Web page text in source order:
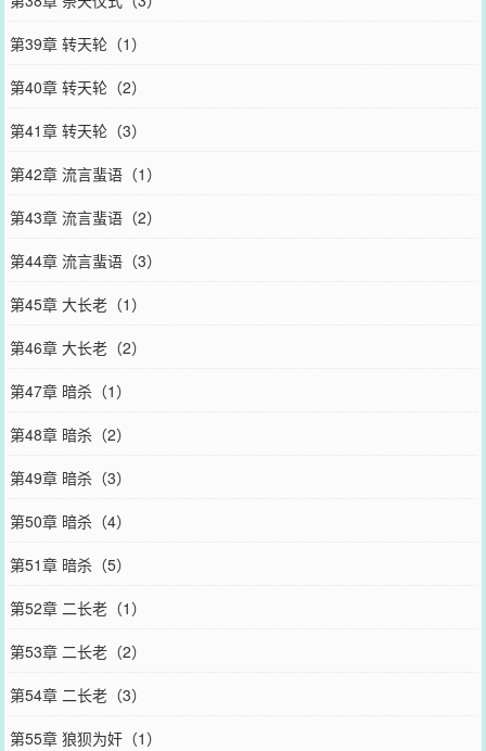
第39章 转天轮（1）
第40章 转天轮（2）
第41章 转天轮（3）
第42章 流言蜚语（1）
第43章 流言蜚语（2）
第44章 流言蜚语（3）
第45章 大长老（1）
第46章 大长老（2）
第47章 暗杀（1）
第48章 暗杀（2）
第49章 暗杀（3）
第50章 暗杀（4）
第51章 暗杀（5）
第52章 二长老（1）
第53章 二长老（2）
第54章 二长老（3）
第55章 狼狈为奸（1）